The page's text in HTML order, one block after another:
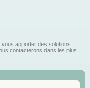
apporter des solutions !
contacterons dans les plus